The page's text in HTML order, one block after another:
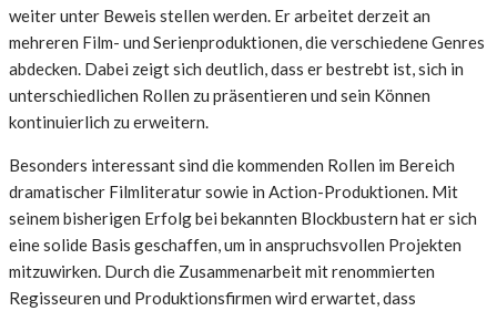
weiter unter Beweis stellen werden. Er arbeitet derzeit an
mehreren Film- und Serienproduktionen, die verschiedene Genres
abdecken. Dabei zeigt sich deutlich, dass er bestrebt ist, sich in
unterschiedlichen Rollen zu präsentieren und sein Können
kontinuierlich zu erweitern.
Besonders interessant sind die kommenden Rollen im Bereich
dramatischer Filmliteratur sowie in Action-Produktionen. Mit
seinem bisherigen Erfolg bei bekannten Blockbustern hat er sich
eine solide Basis geschaffen, um in anspruchsvollen Projekten
mitzuwirken. Durch die Zusammenarbeit mit renommierten
Regisseuren und Produktionsfirmen wird erwartet, dass